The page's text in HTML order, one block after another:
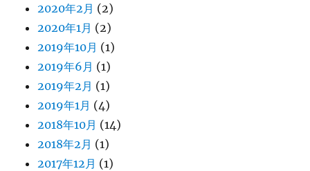
2020年2月 (2)
2020年1月 (2)
2019年10月 (1)
2019年6月 (1)
2019年2月 (1)
2019年1月 (4)
2018年10月 (14)
2018年2月 (1)
2017年12月 (1)